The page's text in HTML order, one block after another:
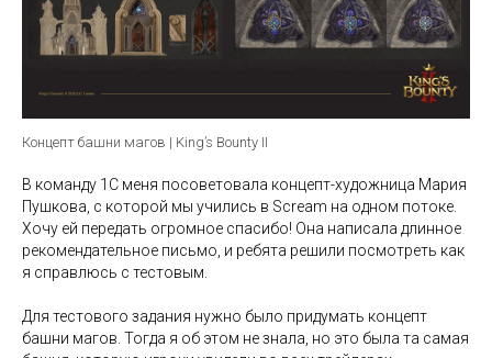
Концепт башни магов | King’s Bounty II
В команду 1С меня посоветовала концепт-художница Мария
Пушкова, с которой мы учились в Scream на одном потоке.
Хочу ей передать огромное спасибо! Она написала длинное
рекомендательное письмо, и ребята решили посмотреть как
я справлюсь с тестовым.
Для тестового задания нужно было придумать концепт
башни магов. Тогда я об этом не знала, но это была та самая